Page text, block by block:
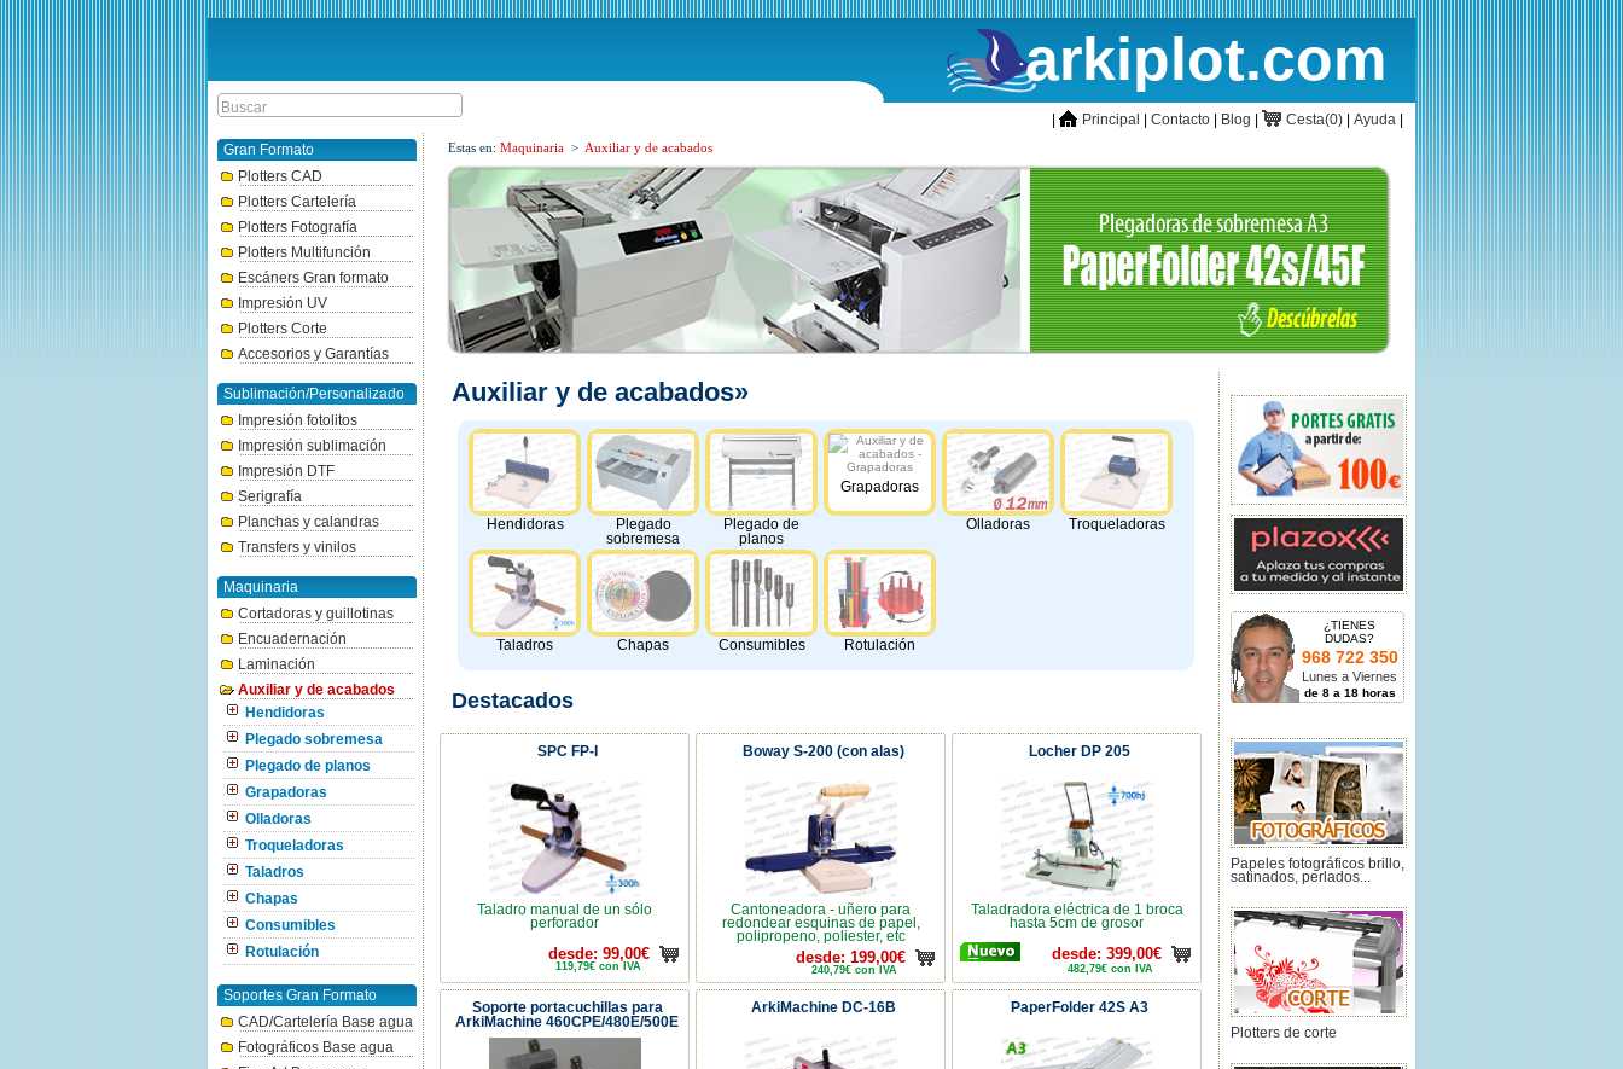
arkiplot.com
inicioPrincipal Contacto Blog CestaCesta(0) Ayuda
Gran Formato
Plotters CAD
Plotters Cartelería
Plotters Fotografía
Plotters Multifunción
Escáners Gran formato
Impresión UV
Plotters Corte
Accesorios y Garantías
Sublimación/Personalizado
Impresión fotolitos
Impresión sublimación
Impresión DTF
Serigrafía
Planchas y calandras
Transfers y vinilos
Maquinaria
Cortadoras y guillotinas
Encuadernación
Laminación
Auxiliar y de acabados
Hendidoras
Plegado sobremesa
Plegado de planos
Grapadoras
Olladoras
Troqueladoras
Taladros
Chapas
Consumibles
Rotulación
Soportes Gran Formato
CAD/Cartelería Base agua
Fotográficos Base agua
Estas en: Maquinaria > Auxiliar y de acabados
Auxiliar y de acabados»
Hendidoras
Plegado
sobremesa
Plegado de
planos
Grapadoras
Olladoras Troqueladoras
Taladros Chapas Consumibles Rotulación
Destacados
SPC FP-I
Taladro manual de un sólo
perforador
desde: 99,00€
119,79€ con IVA
Boway S-200 (con alas)
Cantoneadora - uñero para
redondear esquinas de papel,
polipropeno, poliester, etc
desde: 199,00€
240,79€ con IVA
Locher DP 205
Taladradora eléctrica de 1 broca
hasta 5cm de grosor
desde: 399,00€
482,79€ con IVA
Soporte portacuchillas para
ArkiMachine 460CPE/480E/500E
ArkiMachine DC-16B PaperFolder 42S A3
¿TIENES
DUDAS?
968 722 350
Lunes a Viernes
de 8 a 18 horas
Papeles fotográficos brillo,
satinados, perlados...
Plotters de corte